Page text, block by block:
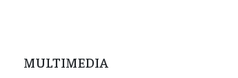
MULTIMEDIA